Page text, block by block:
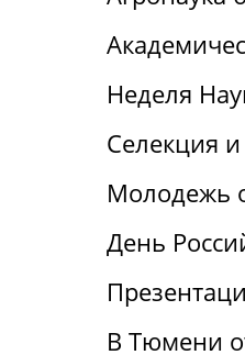
Неделя
Селекция
Молодежь
День
В Тюмени